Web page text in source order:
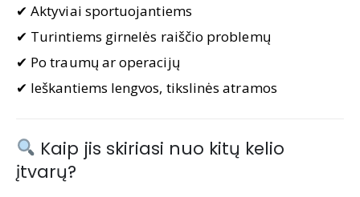
✔ Aktyviai sportuojantiems
✔ Turintiems girnelės raiščio problemų
✔ Po traumų ar operacijų
✔ Ieškantiems lengvos, tikslinės atramos
Kaip jis skiriasi nuo kitų kelio
įtvarų?